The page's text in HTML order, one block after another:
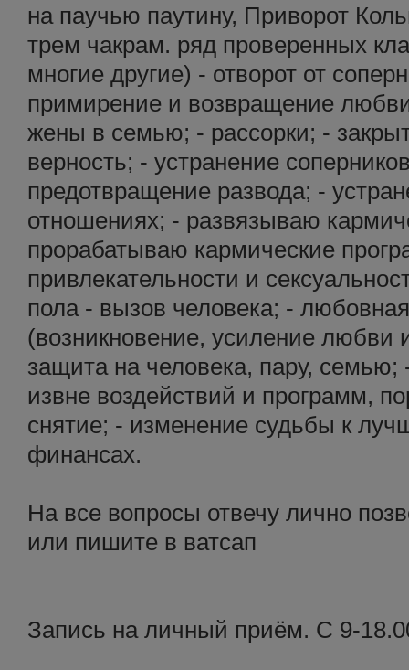
на паучью паутину, Приворот
трем чакрам. ряд проверенных
многие другие) - отворот от
примирение и возвращение
жены в семью; - рассорки; -
верность; - устранение
предотвращение развода; -
отношениях; - развязываю
прорабатываю кармические
привлекательности и
пола - вызов человека; -
(возникновение, усиление любви
защита на человека, пару,
извне воздействий и программ,
снятие; - изменение судьбы к
финансах.
На все вопросы отвечу лично
или пишите в ватсап
Запись на личный приём. С 9-